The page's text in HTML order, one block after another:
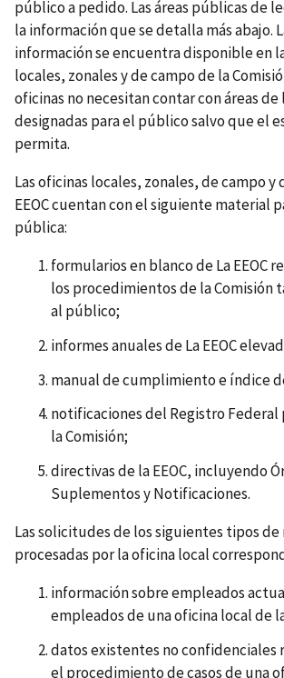
público a pedido. Las áreas públicas de
la información que se detalla más abajo.
información se encuentra disponible en
locales, zonales y de campo de la
oficinas no necesitan contar con áreas
designadas para el público salvo que el
permita.
Las oficinas locales, zonales, de campo
EEOC cuentan con el siguiente material
pública:
formularios en blanco de La EEOC
los procedimientos de la Comisión
al público;
informes anuales de La EEOC
manual de cumplimiento e índice
notificaciones del Registro
la Comisión;
directivas de la EEOC, incluyendo
Suplementos y Notificaciones.
Las solicitudes de los siguientes tipos de
procesadas por la oficina local
información sobre empleados
empleados de una oficina local de la
datos existentes no confidenciales
el procedimiento de casos de una